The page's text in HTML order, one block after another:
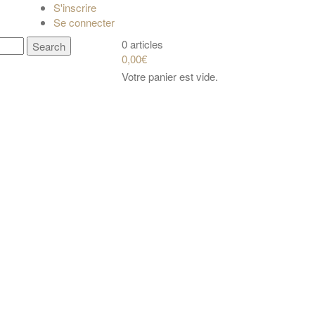
S'inscrire
Se connecter
0 articles
0,00€
Votre panier est vide.